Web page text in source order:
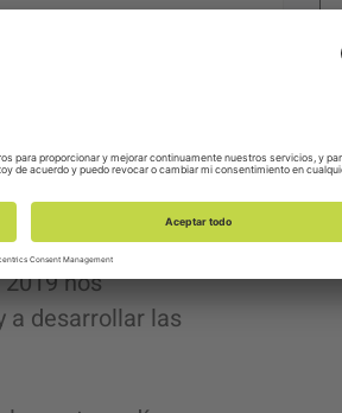
un gran
mucho
que
nos
a desarrollar las